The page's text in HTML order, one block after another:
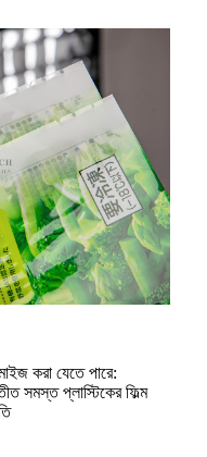
করা যেতে পারে:
সমস্ত প্লাস্টিকের ফিল্ম